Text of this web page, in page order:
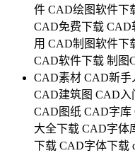
件 CAD绘图软件下
CAD免费下载 CAD
用 CAD制图软件下
CAD软件下载 制图
CAD素材 CAD新手
CAD建筑图 CAD入
CAD图纸 CAD字库
大全下载 CAD字体
下载 CAD字体下载